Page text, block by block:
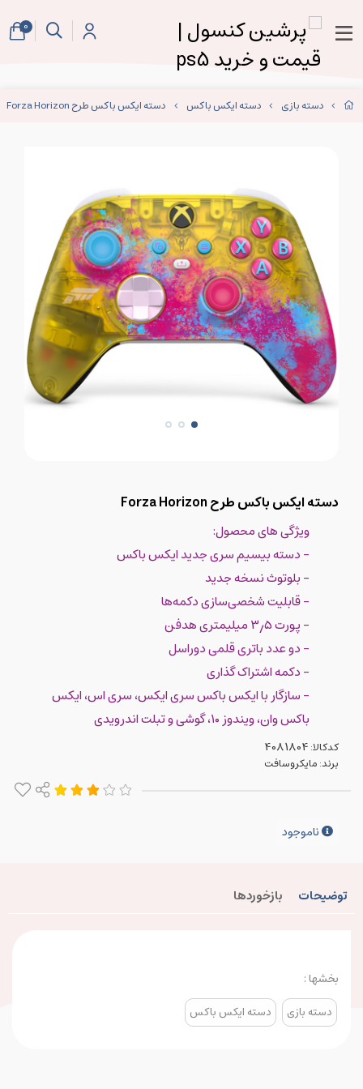
دسته بازی دسته ایکس باکس دسته ایکس باکس طرح Forza Horizon
دسته ایکس باکس طرح Forza Horizon
ویژگی های محصول:
- دسته بیسیم سری جدید ایکس باکس
- بلوتوث نسخه جدید
- قابلیت شخصی‌سازی دکمه‌ها
- پورت ۳٫۵ میلیمتری هدفن
- دو عدد باتری قلمی دوراسل
- دکمه اشتراک گذاری
- سازگار با ایکس باکس سری ایکس، سری اس، ایکس
باکس وان، ویندوز ۱۰، گوشی و تبلت اندرویدی
کدکالا:
برند:مایکروسافت
ناموجود
توضیحات بازخوردها
بخشها :
دسته بازی دسته ایکس باکس
0